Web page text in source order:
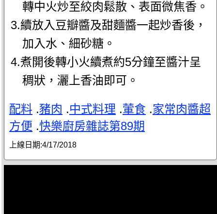
轉中火炒至絞肉鬆散、表面微焦香。
3.續放入豆瓣醬及甜麵醬一起炒香後，
加入水、細砂糖。
4.煮開後轉小火續煮約5分鐘至醬汁呈
稠狀，灑上香油即可。
配料 .豬肉 .中式料理 .葷食 .家常肉醬超
方便 .快樂廚房雜誌第89期
上線日期:4/17/2018